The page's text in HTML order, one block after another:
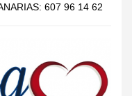
607 96 14 62